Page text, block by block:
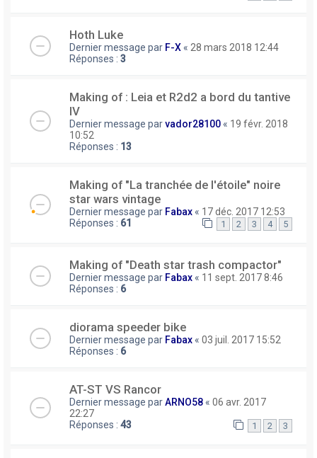
Hoth Luke
Dernier message par F-X « 28 mars 2018 12:44
Réponses : 3
Making of : Leia et R2d2 a bord du tantive
IV
Dernier message parvador28100 « 19 févr. 2018
10:52
Réponses : 13
Making of "La tranchée de l'étoile" noire
star wars vintage
Dernier message par Fabax « 17 déc. 2017 12:53
Réponses : 61 1 2 3 4 5
Making of "Death star trash compactor"
Dernier message par Fabax « 11 sept. 2017 8:46
Réponses : 6
diorama speeder bike
Dernier message par Fabax « 03 juil. 2017 15:52
Réponses : 6
AT-ST VS Rancor
Dernier message parARNO58 « 06 avr. 2017
22:27
Réponses : 43 1 2 3